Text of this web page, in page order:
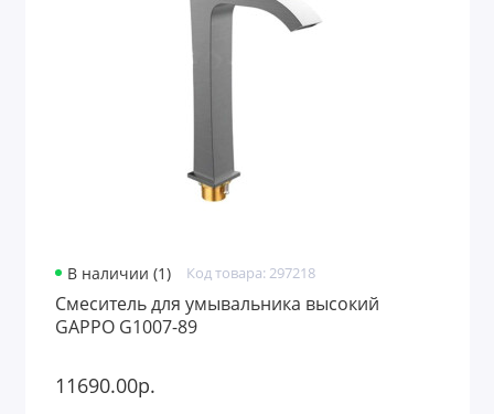
В наличии (1) Код товара: 297218
Смеситель для умывальника высокий
GAPPO G1007-89
11690.00р.